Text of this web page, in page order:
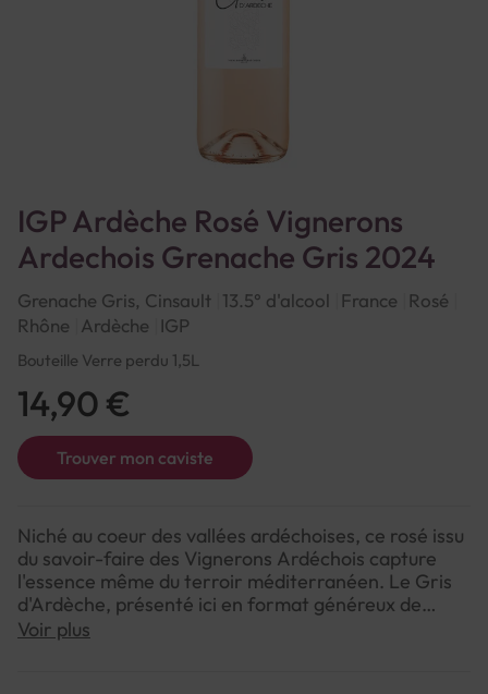
IGP Ardèche Rosé Vignerons
Ardechois Grenache Gris 2024
Grenache Gris, Cinsault 13.5° d'alcool France
Rosé
Rhône Ardèche IGP
Bouteille Verre perdu 1,5L
Trouver mon caviste
14,90 €
Niché au coeur des vallées ardéchoises, ce rosé issu
du savoir-faire des Vignerons Ardéchois capture
l'essence même du terroir méditerranéen. Le Gris
d'Ardèche, présenté ici en format généreux de
magnum, révèle toute la fraîcheur et le caractère
Voir plus